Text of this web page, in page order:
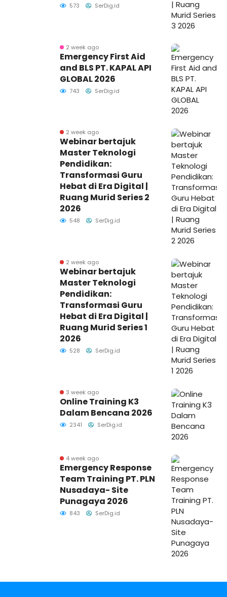
573 SerDig.id
2 week ago
Emergency First Aid
and BLS PT. KAPAL API
GLOBAL 2026
743 SerDig.id
2 week ago
Webinar bertajuk
Master Teknologi
Pendidikan:
Transformasi Guru
Hebat di Era Digital |
Ruang Murid Series 2
2026
548 SerDig.id
2 week ago
Webinar bertajuk
Master Teknologi
Pendidikan:
Transformasi Guru
Hebat di Era Digital |
Ruang Murid Series 1
2026
528 SerDig.id
3 week ago
Online Training K3
Dalam Bencana 2026
2341 SerDig.id
4 week ago
Emergency Response
Team Training PT. PLN
Nusadaya- Site
Punagaya 2026
843 SerDig.id